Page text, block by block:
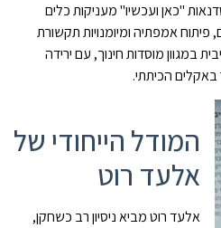
"כאן ועכשיו" מעניקות כלים
פיתוח אמפתיה ומיומנויות תקשורת
במגוון מוסדות חינוך, עם ירידה
באקלים הכיתתי.
המודל הייחודי של
אלעד רוט
אלעד רוט מביא ניסיון רב כשחקן,